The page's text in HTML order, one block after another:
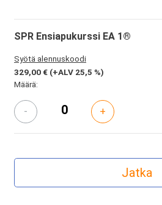
SPR Ensiapukurssi EA 1®
Syötä alennuskoodi
329,00 € (+ALV 25,5 %)
Määrä:
- +